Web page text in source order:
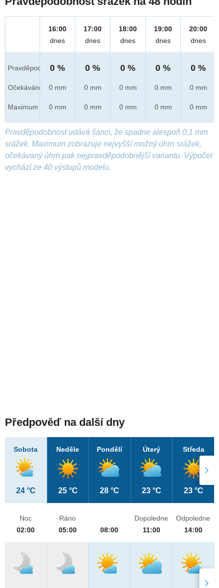
Pravděpod.
Očekáváno
Maximum
16:00
dnes
0 %
0 mm
0 mm
17:00
dnes
0 %
0 mm
0 mm
18:00
dnes
0 %
0 mm
0 mm
19:00
dnes
0 %
0 mm
0 mm
20:00
dnes
0 %
0 mm
0 mm
Pravděpodobnost udává šanci, že spadne alespoň 0,1 mm
srážek. Maximum zobrazuje nejvyšší možný úhrn srážek,
očekávaný úhrn pak nejpravděpodobnější variantu. Výpočet
vychází ze 40 výstupů modelu.
Předpověď na další dny
Sobota
24 °C
Neděle
25 °C
Pondělí
28 °C
Úterý
23 °C
Středa
23 °C
Noc
02:00
Ráno
05:00
08:00
Dopoledne
11:00
Odpoledne
14:00